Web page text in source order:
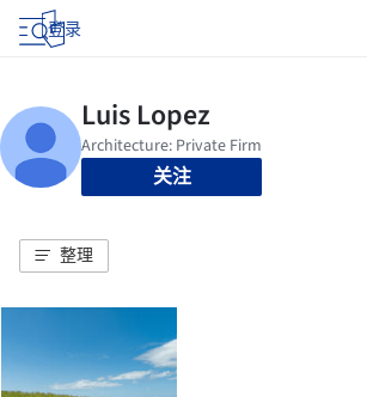
登录
关注
整理